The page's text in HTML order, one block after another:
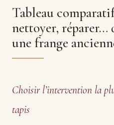
Tableau
nettoyer, réparer…
une frange
Choisir l’intervention la
tapis